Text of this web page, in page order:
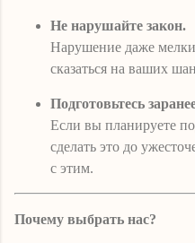
Не нарушайте закон.
Нарушение даже
сказаться на ваших
Подготовьтесь
Если вы планируете
сделать это до
с этим.
Почему выбрать нас?